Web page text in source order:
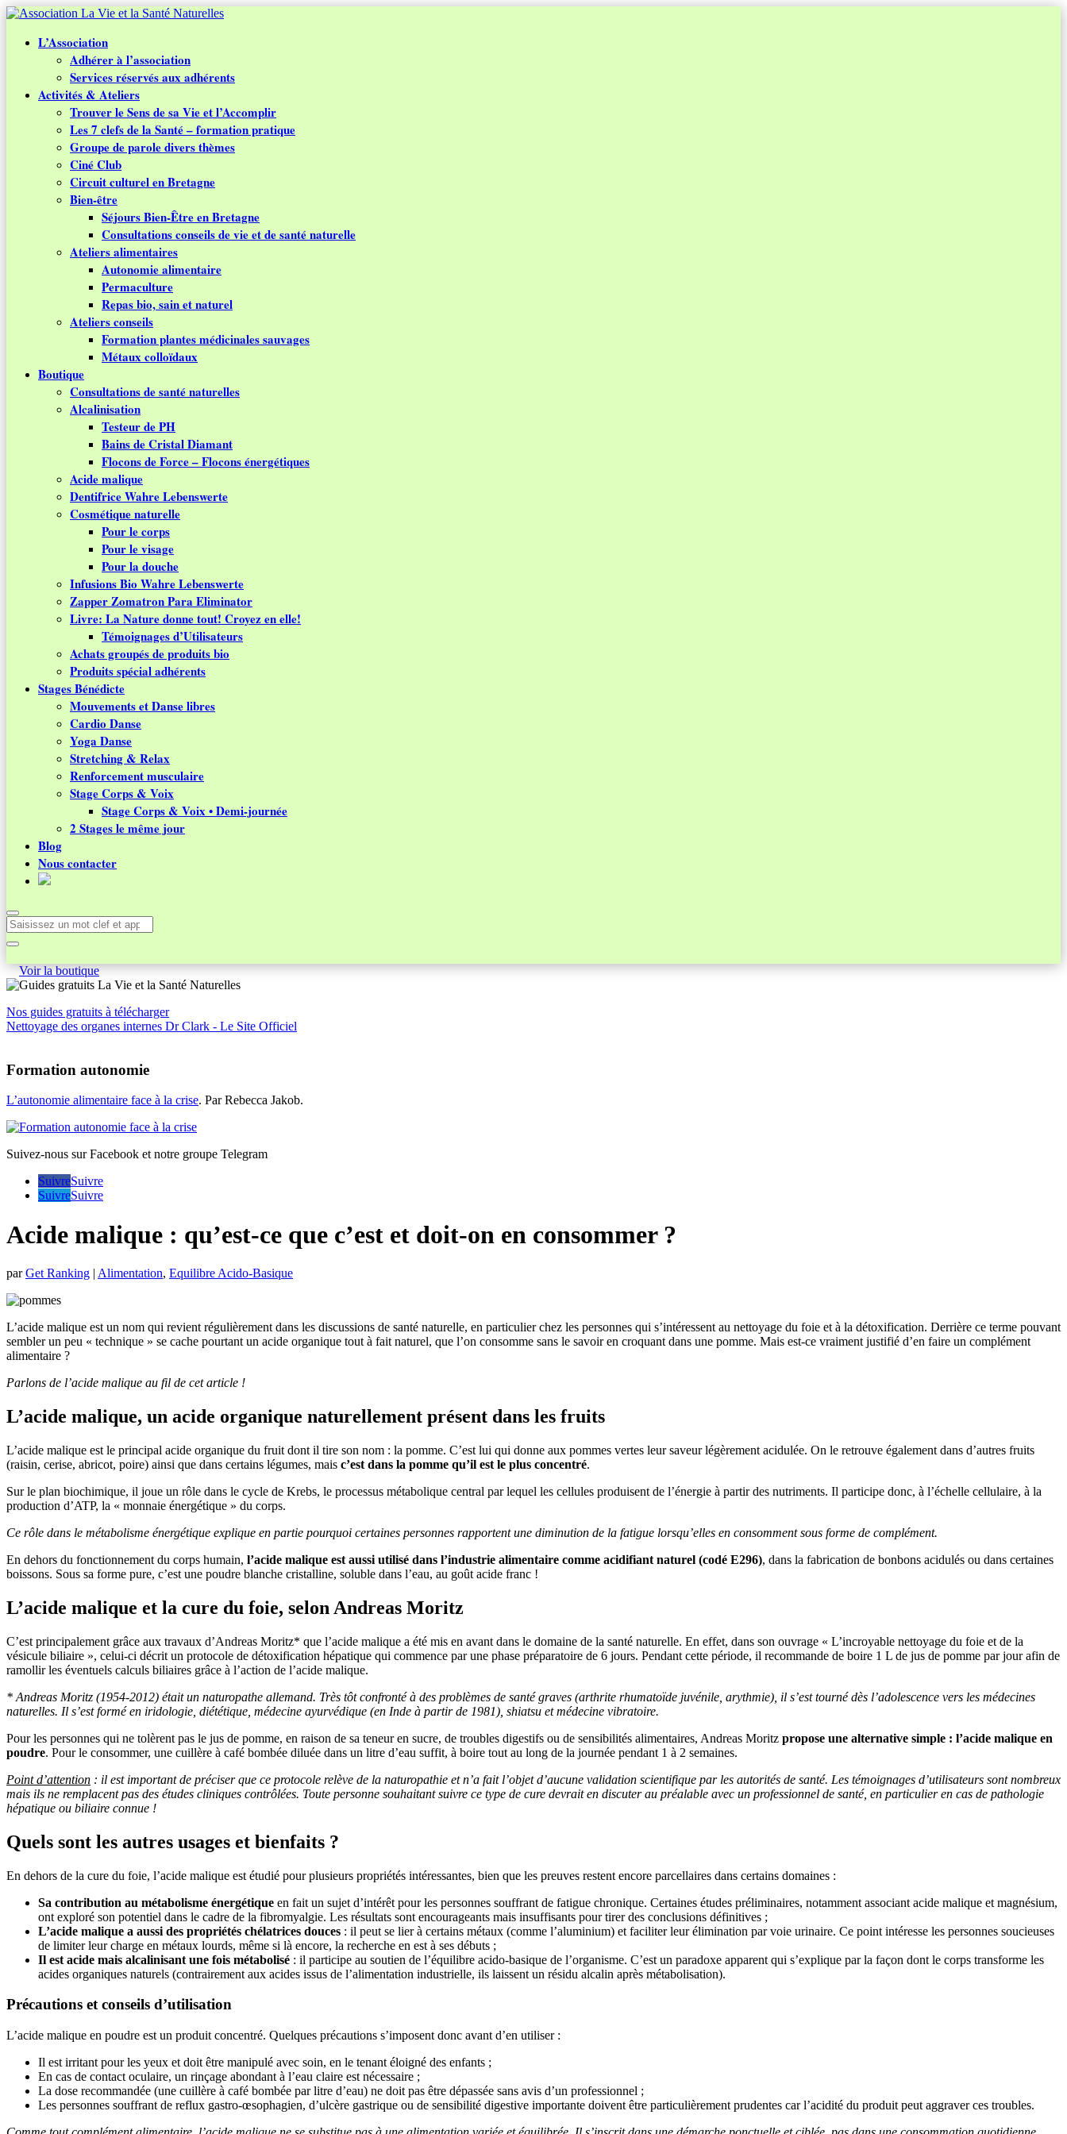
L’Association
Adhérer à l’association
Services réservés aux adhérents
Activités & Ateliers
Trouver le Sens de sa Vie et l’Accomplir
Les 7 clefs de la Santé – formation pratique
Groupe de parole divers thèmes
Ciné Club
Circuit culturel en Bretagne
Bien-être
Séjours Bien-Être en Bretagne
Consultations conseils de vie et de santé naturelle
Ateliers alimentaires
Autonomie alimentaire
Permaculture
Repas bio, sain et naturel
Ateliers conseils
Formation plantes médicinales sauvages
Métaux colloïdaux
Boutique
Consultations de santé naturelles
Alcalinisation
Testeur de PH
Bains de Cristal Diamant
Flocons de Force – Flocons énergétiques
Acide malique
Dentifrice Wahre Lebenswerte
Cosmétique naturelle
Pour le corps
Pour le visage
Pour la douche
Infusions Bio Wahre Lebenswerte
Zapper Zomatron Para Eliminator
Livre: La Nature donne tout! Croyez en elle!
Témoignages d’Utilisateurs
Achats groupés de produits bio
Produits spécial adhérents
Stages Bénédicte
Mouvements et Danse libres
Cardio Danse
Yoga Danse
Stretching & Relax
Renforcement musculaire
Stage Corps & Voix
Stage Corps & Voix • Demi-journée
2 Stages le même jour
Blog
Nous contacter
Voir la boutique
Nos guides gratuits à télécharger
Nettoyage des organes internes Dr Clark - Le Site Officiel
Formation autonomie
L’autonomie alimentaire face à la crise. Par Rebecca Jakob.
Suivez-nous sur Facebook et notre groupe Telegram
SuivreSuivre
SuivreSuivre
Acide malique : qu’est-ce que c’est et doit-on en consommer ?
parGet Ranking | Alimentation, Equilibre Acido-Basique
L’acide malique est un nom qui revient régulièrement dans les discussions de santé naturelle, en particulier chez les personnes qui s’intéressent au nettoyage du foie et à la détoxification. Derrière ce terme pouvant
sembler un peu « technique » se cache pourtant un acide organique tout à fait naturel, que l’on consomme sans le savoir en croquant dans une pomme. Mais est-ce vraiment justifié d’en faire un complément
alimentaire ?
Parlons de l’acide malique au fil de cet article !
L’acide malique, un acide organique naturellement présent dans les fruits
L’acide malique est le principal acide organique du fruit dont il tire son nom : la pomme. C’est lui qui donne aux pommes vertes leur saveur légèrement acidulée. On le retrouve également dans d’autres fruits
(raisin, cerise, abricot, poire) ainsi que dans certains légumes, mais c’est dans la pomme qu’il est le plus concentré.
Sur le plan biochimique, il joue un rôle dans le cycle de Krebs, le processus métabolique central par lequel les cellules produisent de l’énergie à partir des nutriments. Il participe donc, à l’échelle cellulaire, à la
production d’ATP, la « monnaie énergétique » du corps.
Ce rôle dans le métabolisme énergétique explique en partie pourquoi certaines personnes rapportent une diminution de la fatigue lorsqu’elles en consomment sous forme de complément.
En dehors du fonctionnement du corps humain, l’acide malique est aussi utilisé dans l’industrie alimentaire comme acidifiant naturel (codé E296), dans la fabrication de bonbons acidulés ou dans certaines
boissons. Sous sa forme pure, c’est une poudre blanche cristalline, soluble dans l’eau, au goût acide franc !
L’acide malique et la cure du foie, selon Andreas Moritz
C’est principalement grâce aux travaux d’Andreas Moritz* que l’acide malique a été mis en avant dans le domaine de la santé naturelle. En effet, dans son ouvrage « L’incroyable nettoyage du foie et de la
vésicule biliaire », celui-ci décrit un protocole de détoxification hépatique qui commence par une phase préparatoire de 6 jours. Pendant cette période, il recommande de boire 1 L de jus de pomme par jour afin de
ramollir les éventuels calculs biliaires grâce à l’action de l’acide malique.
* Andreas Moritz (1954-2012) était un naturopathe allemand. Très tôt confronté à des problèmes de santé graves (arthrite rhumatoïde juvénile, arythmie), il s’est tourné dès l’adolescence vers les médecines
naturelles. Il s’est formé en iridologie, diététique, médecine ayurvédique (en Inde à partir de 1981), shiatsu et médecine vibratoire.
Pour les personnes qui ne tolèrent pas le jus de pomme, en raison de sa teneur en sucre, de troubles digestifs ou de sensibilités alimentaires, Andreas Moritz propose une alternative simple : l’acide malique en
poudre. Pour le consommer, une cuillère à café bombée diluée dans un litre d’eau suffit, à boire tout au long de la journée pendant 1 à 2 semaines.
Point d’attention : il est important de préciser que ce protocole relève de la naturopathie et n’a fait l’objet d’aucune validation scientifique par les autorités de santé. Les témoignages d’utilisateurs sont nombreux
mais ils ne remplacent pas des études cliniques contrôlées. Toute personne souhaitant suivre ce type de cure devrait en discuter au préalable avec un professionnel de santé, en particulier en cas de pathologie
hépatique ou biliaire connue !
Quels sont les autres usages et bienfaits ?
En dehors de la cure du foie, l’acide malique est étudié pour plusieurs propriétés intéressantes, bien que les preuves restent encore parcellaires dans certains domaines :
Sa contribution au métabolisme énergétique en fait un sujet d’intérêt pour les personnes souffrant de fatigue chronique. Certaines études préliminaires, notamment associant acide malique et magnésium,
ont exploré son potentiel dans le cadre de la fibromyalgie. Les résultats sont encourageants mais insuffisants pour tirer des conclusions définitives ;
L’acide malique a aussi des propriétés chélatrices douces : il peut se lier à certains métaux (comme l’aluminium) et faciliter leur élimination par voie urinaire. Ce point intéresse les personnes soucieuses
de limiter leur charge en métaux lourds, même si là encore, la recherche en est à ses débuts ;
Il est acide mais alcalinisant une fois métabolisé : il participe au soutien de l’équilibre acido-basique de l’organisme. C’est un paradoxe apparent qui s’explique par la façon dont le corps transforme les
acides organiques naturels (contrairement aux acides issus de l’alimentation industrielle, ils laissent un résidu alcalin après métabolisation).
Précautions et conseils d’utilisation
L’acide malique en poudre est un produit concentré. Quelques précautions s’imposent donc avant d’en utiliser :
Il est irritant pour les yeux et doit être manipulé avec soin, en le tenant éloigné des enfants ;
En cas de contact oculaire, un rinçage abondant à l’eau claire est nécessaire ;
La dose recommandée (une cuillère à café bombée par litre d’eau) ne doit pas être dépassée sans avis d’un professionnel ;
Les personnes souffrant de reflux gastro-œsophagien, d’ulcère gastrique ou de sensibilité digestive importante doivent être particulièrement prudentes car l’acidité du produit peut aggraver ces troubles.